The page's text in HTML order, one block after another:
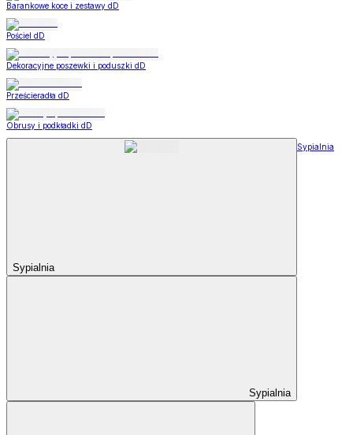
Barankowe koce i zestawy dD
Pościel dD
Dekoracyjne poszewki i poduszki dD
Prześcieradła dD
Obrusy i podkładki dD
Sypialnia
Sypialnia
Sypialnia